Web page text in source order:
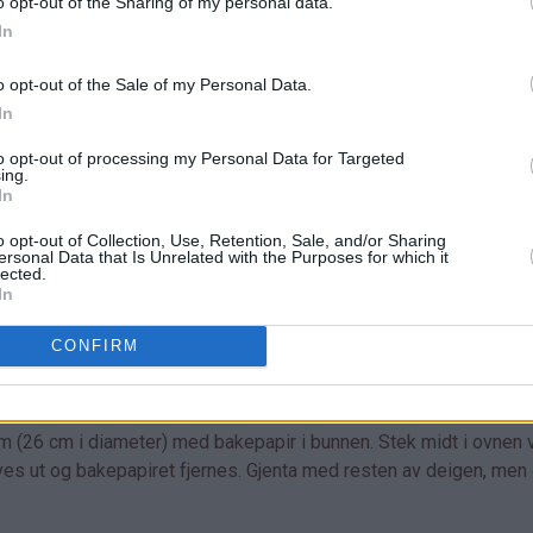
opt-out of the Sale of my Personal Data.
opt-out of processing my Personal Data for Targeted
opt-out of Collection, Use, Retention, Sale, and/or Sharing
Data that Is Unrelated with the Purposes for which it
CONFIRM
og pisk til stiv marengsmasse. Vend i vaniljesauspulveret
(26 cm i diameter) med bakepapir i bunnen. Stek midt i ovnen
ut og bakepapiret fjernes. Gjenta med resten av deigen,